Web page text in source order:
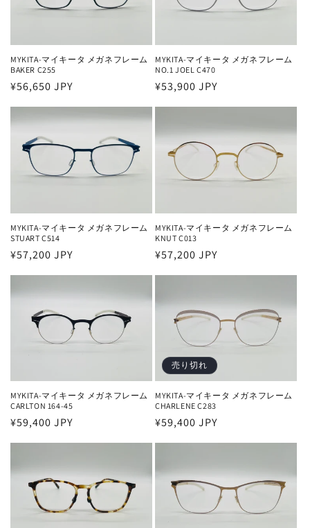
MYKITA-マイキータ メガネフレーム
BAKER C255
通
価
¥56,650 JPY
MYKITA-マイキータ メガネフレーム
NO.1 JOEL C470
通
格
¥53,900 JPY
MYKITA-マイキータ メガネフレーム
STUART C514
通
¥57,200 JPY
MYKITA-マイキータ メガネフレーム
KNUT C013
通
格
¥57,200 JPY
MYKITA-マイキータ メガネフレーム
CARLTON 164-45
通
常
格
¥59,400 JPY
売り切れ
MYKITA-マイキータ メガネフレーム
CHARLENE C283
通
常
格
¥59,400 JPY